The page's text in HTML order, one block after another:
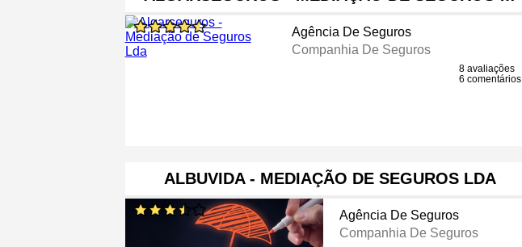
Agência De Seguros
Companhia De Seguros
8 avaliações
6 comentários
ALBUVIDA - MEDIAÇÃO DE SEGUROS LDA
Agência De Seguros
Companhia De Seguros